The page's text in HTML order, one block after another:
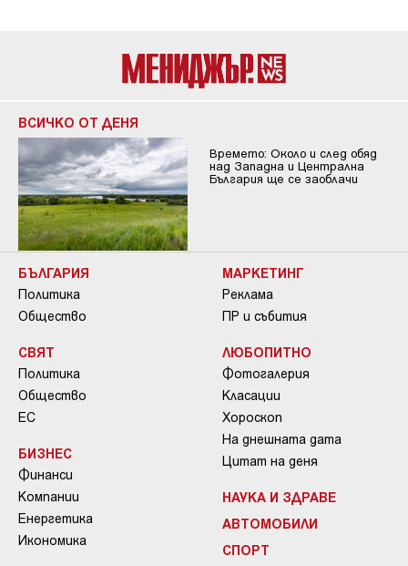
ВСИЧКО ОТ ДЕНЯ
Времето: Около и след обяд
над Западна и Централна
България ще се заоблачи
БЪЛГАРИЯ
Политика
Общество
СВЯТ
Политика
Общество
ЕС
БИЗНЕС
Финанси
Компании
Енергетика
Икономика
МАРКЕТИНГ
Реклама
ПР и събития
ЛЮБОПИТНО
Фотогалерия
Класации
Хороскоп
На днешната дата
Цитат на деня
НАУКА И ЗДРАВЕ
АВТОМОБИЛИ
СПОРТ